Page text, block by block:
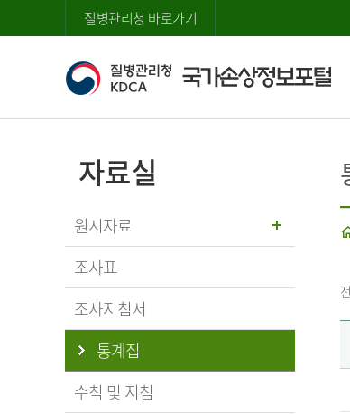
질병관리청 바로가기
자료실
원시자료
조사표
조사지침서
통계집
수칙 및 지침